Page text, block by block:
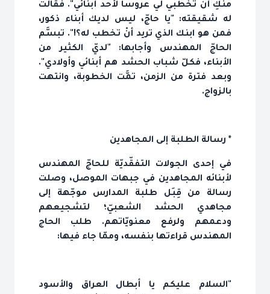
منكِ أنْ تخطبي لي عروساً لأحد أبنائي". فقالت
له شقيقته: "يا حاجّ، ليس لديك أبناء ذكور،
فمن هو ابنك الذي تريد أنْ تخطب له؟!". تبسَّم
الحاجّ المهندس وأجابها: "لديّ الكثير من
الأبناء، فكلّ شباب الحشد هم أبنائي وأولادي".
وبعد فترة من الزمن، تمَّت الخطوبة، وانتهت
بالزواج.
* رسالة الطلبة إلى المجاهدين
في إحدى الجولات التفقّديّة للحاجّ المهندس
لأبنائه المجاهدين في جبهات الموصل، وصلت
رسالة من قِبَل طلبة المدارس موجّهة إلى
مجاهدي الحشد الشعبيّ؛ لتشجيعهم
ودعمهم ولرفع معنويّاتهم. طلب الحاج
المهندس قراءتها بنفسه، وممّا جاء فيها:
"السلام عليكم يا أبطال العراق والأسود